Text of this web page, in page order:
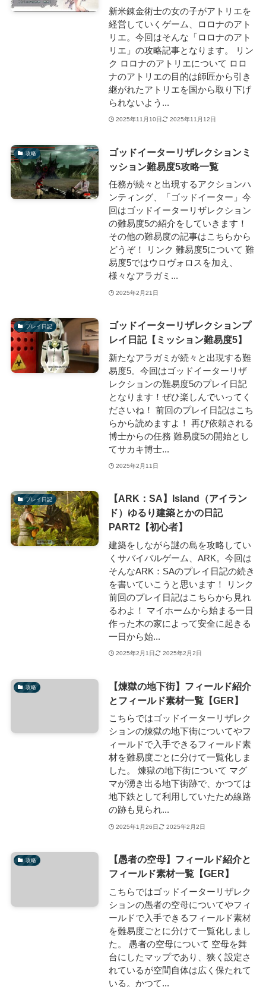
新米錬金術士の女の子がアトリエを
経営していくゲーム、ロロナのアト
リエ。今回はそんな「ロロナのアト
リエ」の攻略記事となります。 リン
ク ロロナのアトリエについて ロロ
ナのアトリエの目的は師匠から引き
継がれたアトリエを国から取り下げ
られないよう...
2025年11月10日 2025年11月12日
攻略
ゴッドイーターリザレクションミ
ッション難易度5攻略一覧
任務が続々と出現するアクションハ
ンティング、「ゴッドイーター」今
回はゴッドイーターリザレクション
の難易度5の紹介をしていきます！
その他の難易度の記事はこちらから
どうぞ！ リンク 難易度5について 難
易度5ではウロヴォロスを加え、
様々なアラガミ...
2025年2月21日
プレイ日記
ゴッドイーターリザレクションプ
レイ日記【ミッション難易度5】
新たなアラガミが続々と出現する難
易度5。今回はゴッドイーターリザ
レクションの難易度5のプレイ日記
となります！ぜひ楽しんでいってく
ださいね！ 前回のプレイ日記はこち
らから読めますよ！ 再び依頼される
博士からの任務 難易度5の開始とし
てサカキ博士...
2025年2月11日
プレイ日記
【ARK：SA】Island（アイラン
ド）ゆるり建築とかの日記
PART2【初心者】
建築をしながら謎の島を攻略してい
くサバイバルゲーム、ARK。今回は
そんなARK：SAのプレイ日記の続き
を書いていこうと思います！ リンク
前回のプレイ日記はこちらから見れ
るわよ！ マイホームから始まる一日
作った木の家によって安全に起きる
一日から始...
2025年2月1日 2025年2月2日
攻略
【煉獄の地下街】フィールド紹介
とフィールド素材一覧【GER】
こちらではゴッドイーターリザレク
ションの煉獄の地下街についてやフ
ィールドで入手できるフィールド素
材を難易度ごとに分けて一覧化しま
した。 煉獄の地下街について マグ
マが湧き出る地下街跡で、かつては
地下鉄として利用していたため線路
の跡も見られ...
2025年1月26日 2025年2月2日
攻略
【愚者の空母】フィールド紹介と
フィールド素材一覧【GER】
こちらではゴッドイーターリザレク
ションの愚者の空母についてやフィ
ールドで入手できるフィールド素材
を難易度ごとに分けて一覧化しまし
た。 愚者の空母について 空母を舞
台にしたマップであり、狭く設定さ
れているが空間自体は広く保たれて
いる。かつて...